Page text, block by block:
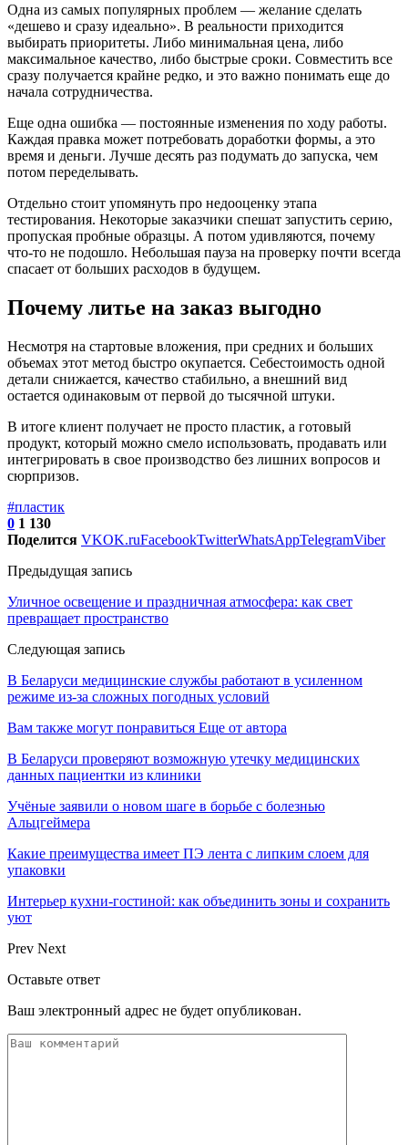
Одна из самых популярных проблем — желание сделать
«дешево и сразу идеально». В реальности приходится
выбирать приоритеты. Либо минимальная цена, либо
максимальное качество, либо быстрые сроки. Совместить все
сразу получается крайне редко, и это важно понимать еще до
начала сотрудничества.
Еще одна ошибка — постоянные изменения по ходу работы.
Каждая правка может потребовать доработки формы, а это
время и деньги. Лучше десять раз подумать до запуска, чем
потом переделывать.
Отдельно стоит упомянуть про недооценку этапа
тестирования. Некоторые заказчики спешат запустить серию,
пропуская пробные образцы. А потом удивляются, почему
что-то не подошло. Небольшая пауза на проверку почти всегда
спасает от больших расходов в будущем.
Почему литье на заказ выгодно
Несмотря на стартовые вложения, при средних и больших
объемах этот метод быстро окупается. Себестоимость одной
детали снижается, качество стабильно, а внешний вид
остается одинаковым от первой до тысячной штуки.
В итоге клиент получает не просто пластик, а готовый
продукт, который можно смело использовать, продавать или
интегрировать в свое производство без лишних вопросов и
сюрпризов.
#пластик
0 1 130
Поделится VKOK.ruFacebookTwitterWhatsAppTelegramViber
Предыдущая запись
Уличное освещение и праздничная атмосфера: как свет
превращает пространство
Следующая запись
В Беларуси медицинские службы работают в усиленном
режиме из-за сложных погодных условий
Вам также могут понравиться Еще от автора
В Беларуси проверяют возможную утечку медицинских
данных пациентки из клиники
Учёные заявили о новом шаге в борьбе с болезнью
Альцгеймера
Какие преимущества имеет ПЭ лента с липким слоем для
упаковки
Интерьер кухни-гостиной: как объединить зоны и сохранить
уют
Prev Next
Оставьте ответ
Ваш электронный адрес не будет опубликован.